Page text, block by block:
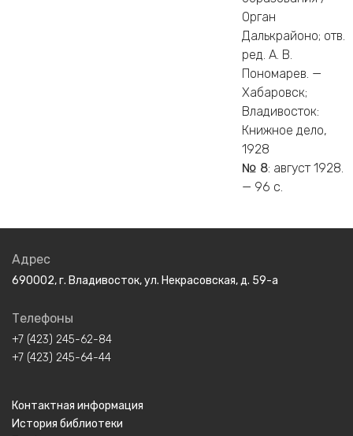
Орган
Далькрайоно; отв.
ред. А. В.
Пономарев. —
Хабаровск;
Владивосток:
Книжное дело,
1928
№ 8: август 1928.
— 96 c.
Адрес
690002, г. Владивосток, ул. Некрасовская, д. 59-а
Телефоны
+7 (423) 245-62-84
+7 (423) 245-64-44
Контактная информация
История библиотеки